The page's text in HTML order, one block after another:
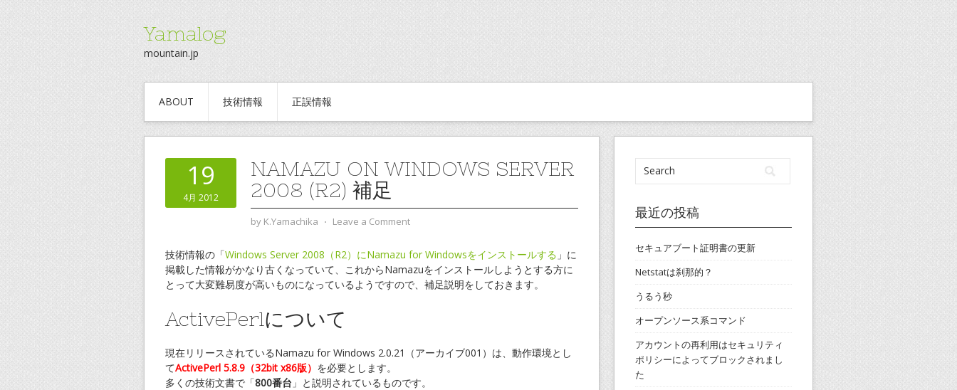
Yamalog
mountain.jp
ABOUT 技術情報 正誤情報
19
4月 2012
NAMAZU ON WINDOWS SERVER
2008 (R2) 補足
by K.Yamachika ⋅ Leave a Comment
技術情報の「Windows Server 2008（R2）にNamazu for Windowsをインストールする 」に
掲載した情報がかなり古くなっていて、これからNamazuをインストールしようとする方に
とって大変難易度が高いものになっているようですので、補足説明をしておきます。
ActivePerlについて
現在リリースされているNamazu for Windows 2.0.21（アーカイブ001）は、動作環境とし
てActivePerl 5.8.9（32bit x86版） を必要とします。
多くの技術文書で「800番台 」と説明されているものです。
最近の投稿
セキュアブート証明書の更新
Netstatは刹那的？
うるう秒
オープンソース系コマンド
アカウントの再利用はセキュリティ
ポリシーによってブロックされまし
た